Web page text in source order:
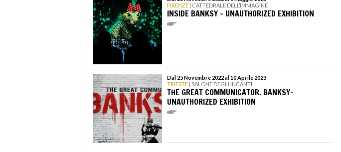
FIRENZE | CATTEDRALE DELL’IMMAGINE
INSIDE BANKSY - UNAUTHORIZED EXHIBITION
Dal 25 Novembre 2022 al 10 Aprile 2023
TRIESTE | SALONE DEGLI INCANTI
THE GREAT COMMUNICATOR. BANKSY-
UNAUTHORIZED EXHIBITION